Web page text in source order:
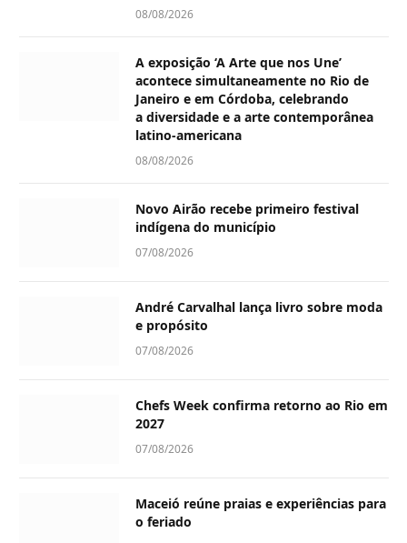
08/08/2026
A exposição ‘A Arte que nos Une’
acontece simultaneamente no Rio de
Janeiro e em Córdoba, celebrando
a diversidade e a arte contemporânea
latino-americana
08/08/2026
Novo Airão recebe primeiro festival
indígena do município
07/08/2026
André Carvalhal lança livro sobre moda
e propósito
07/08/2026
Chefs Week confirma retorno ao Rio em
2027
07/08/2026
Maceió reúne praias e experiências para
o feriado